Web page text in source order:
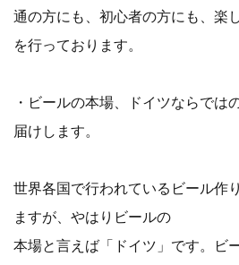
通の方にも、初心者の方にも、楽
を行っております。
・ビールの本場、ドイツならでは
届けします。
世界各国で行われているビール作
ますが、やはりビールの
本場と言えば「ドイツ」です。ビ